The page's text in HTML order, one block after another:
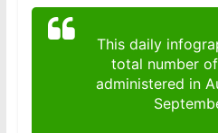
This daily
total number
administered in